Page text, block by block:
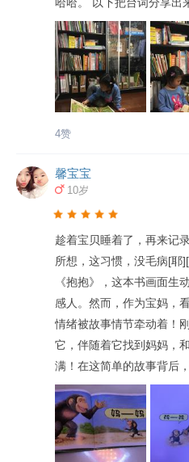
考。 ———————— 小猩猩在森林里玩耍。他看到小象
和大象妈妈在抱抱；小蛇
抱抱。（短暂停顿）小猩
一个人孤单地走着。 小象和大象妈妈看见了。他们问（关
切温柔）：“小猩猩，你怎么了？” 小猩猩回
过带哭腔）：“我想妈妈，我想抱抱。
上，看到小狮子趴在妈妈
和妈妈站在一起，温柔地
心地抱抱。小猩猩更想妈
溃）：“我要妈妈！我要抱抱！” 小猩猩坐在石
地哭着。所有的小动物都
情）：“小猩猩，你别哭了
顿一下。语气激动）就在
了！！她大声喊着：“宝宝
动）：“啊，妈－妈！” 小猩猩快速地向妈妈的怀里奔跑
（此时语速加快），他们
high）：“哦－太好喽－小猩猩找
感谢大象妈妈。他对大象
你大象妈妈～谢谢你帮我找到我的
4赞
馨宝宝
10岁
趁着宝贝睡着了，再来记
所想，这习惯，没毛病[耶
《抱抱》，这本书画面生
感人。然而，作为宝妈，
情绪被故事情节牵动着！
它，伴随着它找到妈妈，
满！在这简单的故事背后
的情感——爱！故事中，
爱[爱心]有大象母子对小
互拥抱的那份友爱[爱心]都
这个拥抱，也让听故事的